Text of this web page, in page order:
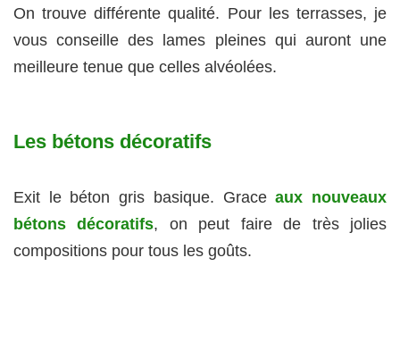
On trouve différente qualité. Pour les terrasses, je
vous conseille des lames pleines qui auront une
meilleure tenue que celles alvéolées.
Les bétons décoratifs
Exit le béton gris basique. Graceaux nouveaux
bétons décoratifs, on peut faire de très jolies
compositions pour tous les goûts.